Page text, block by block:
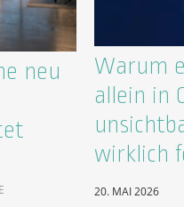
neu
Warum
allein in
wirklich
20. MAI 2026